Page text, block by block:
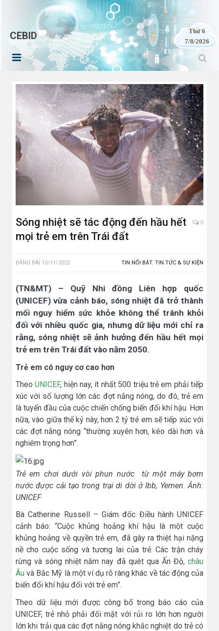
CEBID
Thứ 6
7/8/2026
Sóng nhiệt sẽ tác động đến hầu hết
mọi trẻ em trên Trái đất
0
ĐĂNG BÀI 10/11/2022 TIN NỔI BẬT, TIN TỨC & SỰ KIỆN
(TN&MT) – Quỹ Nhi đồng Liên hợp quốc
(UNICEF) vừa cảnh báo, sóng nhiệt đã trở thành
mối nguy hiểm sức khỏe không thể tránh khỏi
đối với nhiều quốc gia, nhưng dữ liệu mới chỉ ra
rằng, sóng nhiệt sẽ ảnh hưởng đến hầu hết mọi
trẻ em trên Trái đất vào năm 2050.
Trẻ em có nguy cơ cao hơn
TheoUNICEF, hiện nay, ít nhất 500 triệu trẻ em phải tiếp
xúc với số lượng lớn các đợt nắng nóng, do đó, trẻ em
là tuyến đầu của cuộc chiến chống biến đổi khí hậu. Hơn
nữa, vào giữa thế kỷ này, hơn 2 tỷ trẻ em sẽ tiếp xúc với
các đợt nắng nóng “thường xuyên hơn, kéo dài hơn và
nghiêm trọng hơn”.
Trẻ em chơi dưới vòi phun nước từ một máy bơm
nước được cải tạo trong trại di dời ở Ibb, Yemen. Ảnh:
UNICEF
Bà Catherine Russell – Giám đốc Điều hành UNICEF
cảnh báo: “Cuộc khủng hoảng khí hậu là một cuộc
khủng hoảng về quyền trẻ em, đã gây ra thiệt hại nặng
nề cho cuộc sống và tương lai của trẻ. Các trận cháy
rừng và sóng nhiệt năm nay đã quét qua Ấn Độ, châu
Âu và Bắc Mỹ là một ví dụ rõ ràng khác về tác động của
biến đổi khí hậu đối với trẻ em”.
Theo dữ liệu mới được công bố trong báo cáo của
UNICEF, trẻ nhỏ phải đối mặt với rủi ro lớn hơn người
lớn khi trải qua các đợt nắng nóng khắc nghiệt do trẻ có